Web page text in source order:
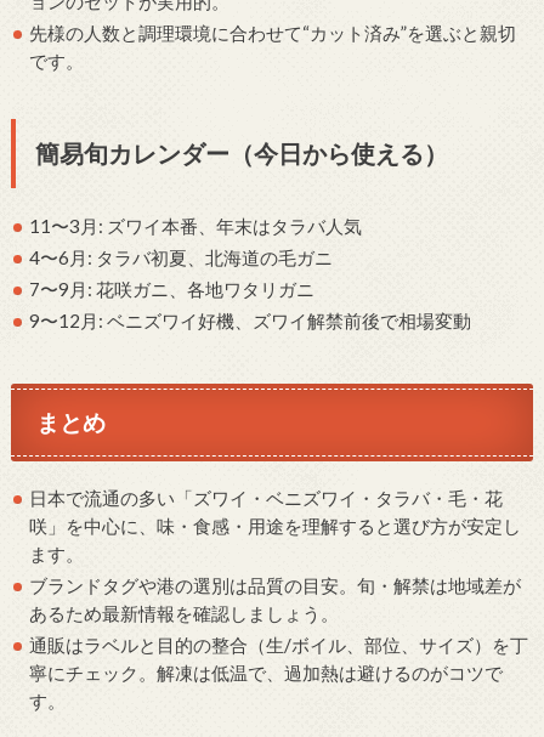
先様の人数と調理環境に合わせて“カット済み”を選ぶと親切
です。
簡易旬カレンダー（今日から使える）
11〜3月: ズワイ本番、年末はタラバ人気
4〜6月: タラバ初夏、北海道の毛ガニ
7〜9月: 花咲ガニ、各地ワタリガニ
9〜12月: ベニズワイ好機、ズワイ解禁前後で相場変動
まとめ
日本で流通の多い「ズワイ・ベニズワイ・タラバ・毛・花
咲」を中心に、味・食感・用途を理解すると選び方が安定し
ます。
ブランドタグや港の選別は品質の目安。旬・解禁は地域差が
あるため最新情報を確認しましょう。
通販はラベルと目的の整合（生/ボイル、部位、サイズ）を丁
寧にチェック。解凍は低温で、過加熱は避けるのがコツで
す。